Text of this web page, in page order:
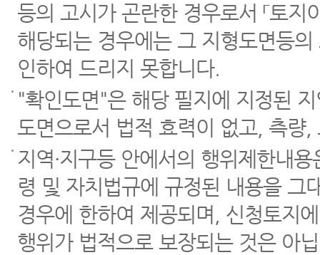
등의 고시가 곤란한 경우로서 「토
해당되는 경우에는 그 지형도면등
인하여 드리지 못합니다.
"확인도면"은 해당 필지에 지정된
도면으로서 법적 효력이 없고, 측량
지역·지구등 안에서의 행위제한내
령 및 자치법규에 규정된 내용을 그
경우에 한하여 제공되며, 신청토지
행위가 법적으로 보장되는 것은 아